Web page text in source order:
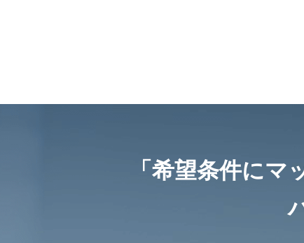
「希望条件にマ